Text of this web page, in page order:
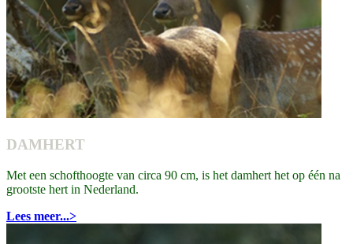
DAMHERT
Met een schofthoogte van circa 90 cm, is het damhert het op één na
grootste hert in Nederland.
Lees meer...>